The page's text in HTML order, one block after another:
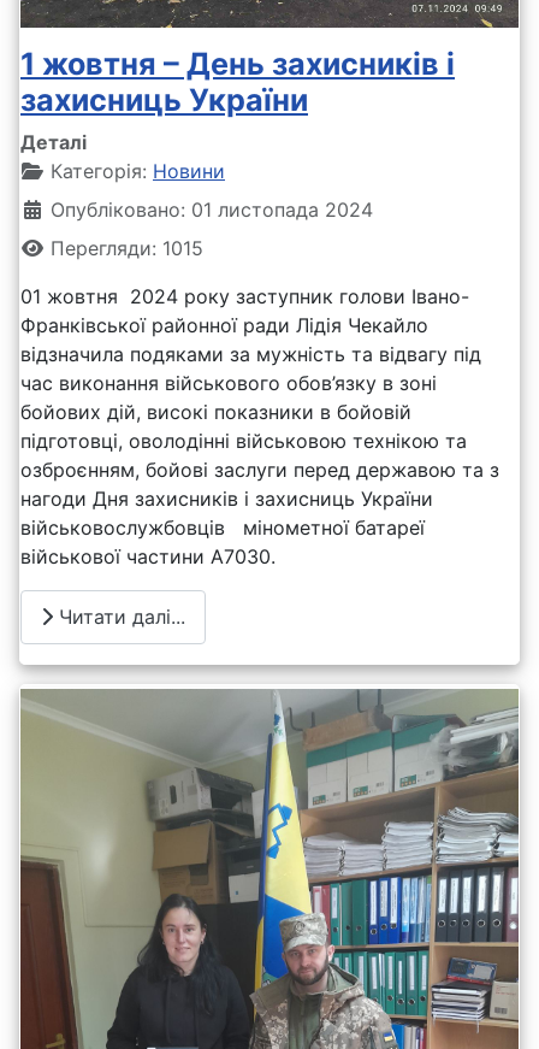
1 жовтня – День захисників і
захисниць України
Деталі
Категорія: Новини
Опубліковано: 01 листопада 2024
Перегляди: 1015
01 жовтня 2024 року заступник голови Івано-
Франківської районної ради Лідія Чекайло
відзначила подяками за мужність та відвагу під
час виконання військового обов’язку в зоні
бойових дій, високі показники в бойовій
підготовці, оволодінні військовою технікою та
озброєнням, бойові заслуги перед державою та з
нагоди Дня захисників і захисниць України
військовослужбовців мінометної батареї
військової частини А7030.
Читати далі...